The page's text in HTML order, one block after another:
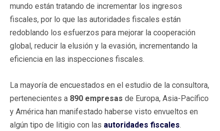
mundo están tratando de incrementar los ingresos
fiscales, por lo que las autoridades fiscales están
redoblando los esfuerzos para mejorar la cooperación
global, reducir la elusión y la evasión, incrementando la
eficiencia en las inspecciones fiscales.
La mayoría de encuestados en el estudio de la consultora,
pertenecientes a 890 empresas de Europa, Asia-Pacífico
y América han manifestado haberse visto envueltos en
algún tipo de litigio con las autoridades fiscales.